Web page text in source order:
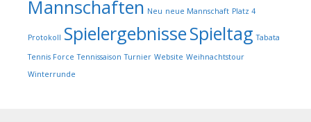
Mannschaften Neu neue Mannschaft Platz 4
Protokoll SpielergebnisseSpieltag Tabata
Tennis Force Tennissaison Turnier Website Weihnachtstour
Winterrunde